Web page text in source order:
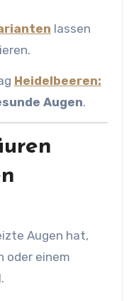
lassen
Heidelbeeren:
Augen.
Augen hat,
oder einem